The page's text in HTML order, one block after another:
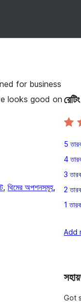
for business
looks good on
, থিমের অপশনসমূহ
2টি
5-
স্টার
রিভিউ
5
0টি
4-
স্টার
রিভিউ
4
0টি
3-
স্টার
3
0টি
2-
রিভিউ
2
0টি
স্টার
1
Add
Got